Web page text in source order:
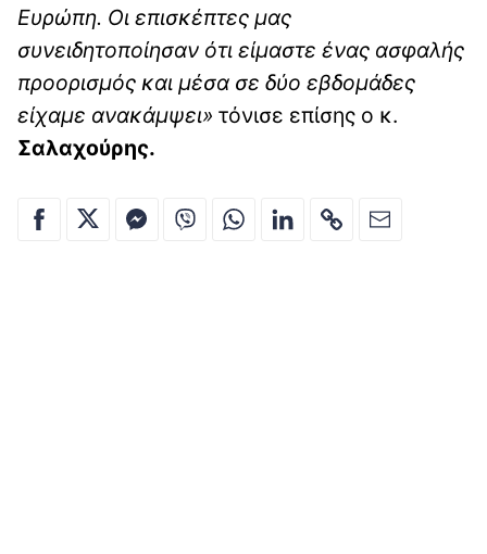
Ευρώπη. Οι επισκέπτες μας
συνειδητοποίησαν ότι είμαστε ένας ασφαλής
προορισμός και μέσα σε δύο εβδομάδες
είχαμε ανακάμψει» τόνισε επίσης ο κ.
Σαλαχούρης.